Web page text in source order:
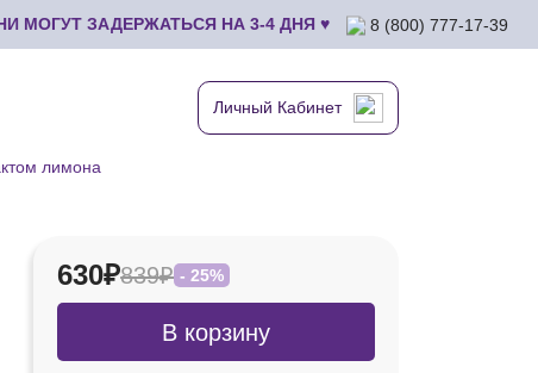
ЗАДЕРЖАТЬСЯ НА 3-4 ДНЯ ♥ 8 (800) 777-17-39
Личный Кабинет
лимона
630₽839₽ - 25%
В корзину